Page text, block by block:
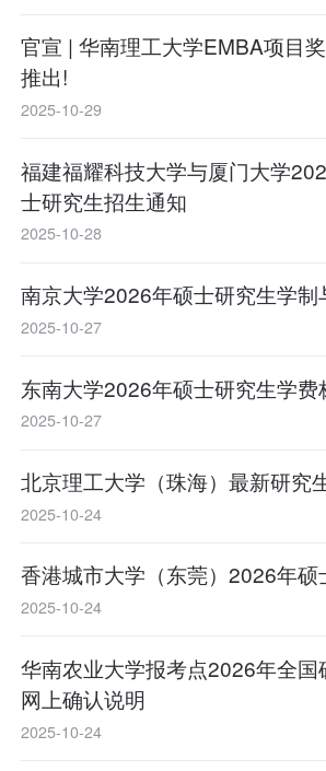
官宣 | 华南理工大学EMBA项目
推出!
2025-10-29
福建福耀科技大学与厦门大学
士研究生招生通知
2025-10-28
南京大学2026年硕士研究生学制
2025-10-27
东南大学2026年硕士研究生学费
2025-10-27
北京理工大学（珠海）最新研究
2025-10-24
香港城市大学（东莞）2026年硕
2025-10-24
华南农业大学报考点2026年全国
网上确认说明
2025-10-24